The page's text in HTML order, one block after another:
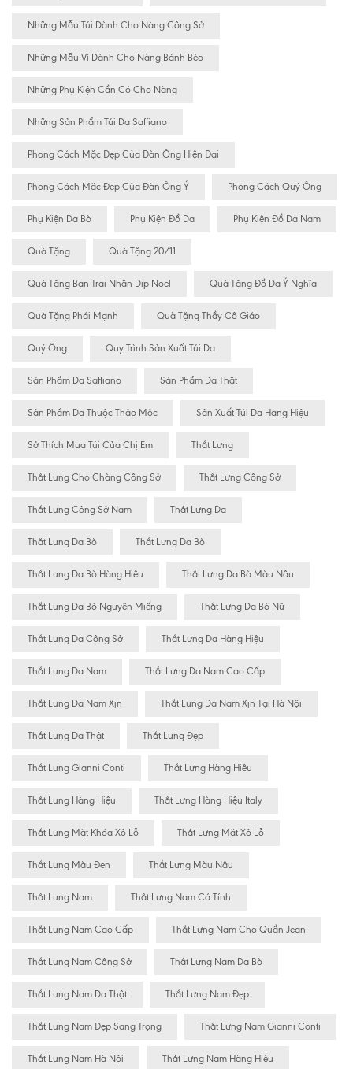
Những Mẫu Túi Dành Cho Nàng Công Sở
Những Mẫu Ví Dành Cho Nàng Bánh Bèo
Những Phụ Kiện Cần Có Cho Nàng
Những Sản Phẩm Túi Da Saffiano
Phong Cách Mặc Đẹp Của Đàn Ông Hiện Đại
Phong Cách Mặc Đẹp Của Đàn Ông Ý Phong Cách Quý Ông
Phụ Kiện Da Bò Phụ Kiện Đồ Da Phụ Kiện Đồ Da Nam
Quà Tặng Quà Tặng 20/11
Quà Tặng Bạn Trai Nhân Dịp Noel Quà Tặng Đồ Da Ý Nghĩa
Quà Tặng Phái Mạnh Quà Tặng Thầy Cô Giáo
Quý Ông Quy Trình Sản Xuất Túi Da
Sản Phẩm Da Saffiano Sản Phẩm Da Thật
Sản Phẩm Da Thuộc Thảo Mộc Sản Xuất Túi Da Hàng Hiệu
Sở Thích Mua Túi Của Chị Em Thắt Lưng
Thắt Lưng Cho Chàng Công Sở Thắt Lưng Công Sở
Thắt Lưng Công Sở Nam Thắt Lưng Da
Thăt Lưng Da Bò Thắt Lưng Da Bò
Thắt Lưng Da Bò Hàng Hiêu Thắt Lưng Da Bò Màu Nâu
Thắt Lưng Da Bò Nguyên Miếng Thắt Lưng Da Bò Nữ
Thắt Lưng Da Công Sở Thắt Lưng Da Hàng Hiệu
Thắt Lưng Da Nam Thắt Lưng Da Nam Cao Cấp
Thắt Lưng Da Nam Xịn Thắt Lưng Da Nam Xịn Tại Hà Nội
Thắt Lưng Da Thật Thắt Lưng Đẹp
Thắt Lưng Gianni Conti Thắt Lưng Hàng Hiêu
Thắt Lưng Hàng Hiệu Thắt Lưng Hàng Hiệu Italy
Thắt Lưng Mặt Khóa Xỏ Lỗ Thắt Lưng Mặt Xỏ Lỗ
Thắt Lưng Màu Đen Thắt Lưng Màu Nâu
Thắt Lưng Nam Thắt Lưng Nam Cá Tính
Thắt Lưng Nam Cao Cấp Thắt Lưng Nam Cho Quần Jean
Thắt Lưng Nam Công Sở Thắt Lưng Nam Da Bò
Thắt Lưng Nam Da Thật Thắt Lưng Nam Đẹp
Thắt Lưng Nam Đẹp Sang Trọng Thắt Lưng Nam Gianni Conti
Thắt Lưng Nam Hà Nội Thắt Lưng Nam Hàng Hiêu